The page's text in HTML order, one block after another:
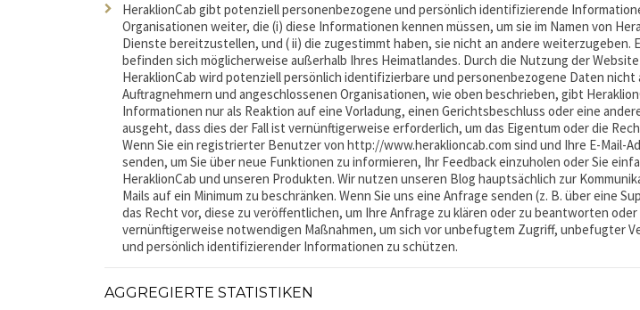
HeraklionCab gibt potenziell personenbezogene und persönlich identifizierende
Organisationen weiter, die (i) diese Informationen kennen müssen, um sie im Namen von
Dienste bereitzustellen, und ( ii) die zugestimmt haben, sie nicht an andere
befinden sich möglicherweise außerhalb Ihres Heimatlandes. Durch die Nutzung der
HeraklionCab wird potenziell persönlich identifizierbare und personenbezogene Daten
Auftragnehmern und angeschlossenen Organisationen, wie oben beschrieben, gibt
Informationen nur als Reaktion auf eine Vorladung, einen Gerichtsbeschluss oder eine
ausgeht, dass dies der Fall ist vernünftigerweise erforderlich, um das Eigentum oder die
Wenn Sie ein registrierter Benutzer von http://www.heraklioncab.com sind und Ihre E-Mail-
senden, um Sie über neue Funktionen zu informieren, Ihr Feedback einzuholen oder Sie
HeraklionCab und unseren Produkten. Wir nutzen unseren Blog hauptsächlich zur
Mails auf ein Minimum zu beschränken. Wenn Sie uns eine Anfrage senden (z. B. über eine
das Recht vor, diese zu veröffentlichen, um Ihre Anfrage zu klären oder zu beantworten
vernünftigerweise notwendigen Maßnahmen, um sich vor unbefugtem Zugriff, unbefugter
und persönlich identifizierender Informationen zu schützen.
AGGREGIERTE STATISTIKEN